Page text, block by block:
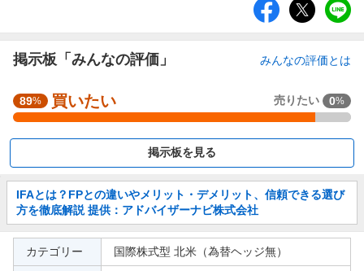
ア
掲示板「みんなの評価」 みんなの評価とは
強
く
た
8
9
.
89% 買いたい 売りたい 0%
掲示板を見る
お
知
ら
せ
IFAとは？FPとの違いやメリット・デメリット、信頼できる選び
方を徹底解説 提供：アドバイザーナビ株式会社
考
カテゴリー 国際株式型 北米（為替ヘッジ無）